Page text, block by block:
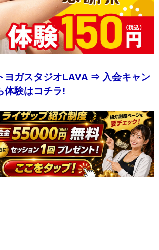
ヨガスタジオLAVA ⇒ 入会キャン
体験はコチラ!